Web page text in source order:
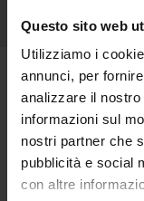
Questo sito web
Utilizziamo i
annunci, per
analizzare il
informazioni sul
nostri partner che
pubblicità e social
con altre